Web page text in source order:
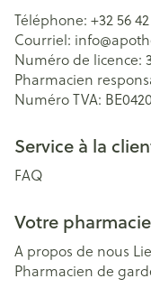
Téléphone: +32 56
Courriel: info@
Numéro de licence:
Pharmacien
Numéro TVA:
Service à la
FAQ
Votre pharmacie
A propos de nous
Pharmacien de